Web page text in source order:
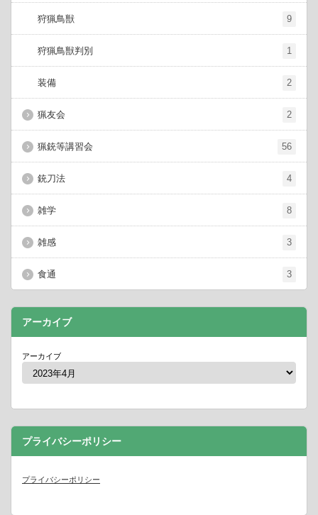
狩猟鳥獣 9
狩猟鳥獣判別 1
装備 2
猟友会 2
猟銃等講習会 56
銃刀法 4
雑学 8
雑感 3
食通 3
アーカイブ
アーカイブ
プライバシーポリシー
プライバシーポリシー